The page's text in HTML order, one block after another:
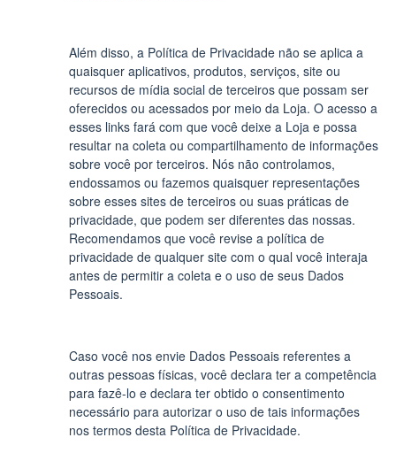
Além disso, a Política de Privacidade não se aplica a
quaisquer aplicativos, produtos, serviços, site ou
recursos de mídia social de terceiros que possam ser
oferecidos ou acessados por meio da Loja. O acesso a
esses links fará com que você deixe a Loja e possa
resultar na coleta ou compartilhamento de informações
sobre você por terceiros. Nós não controlamos,
endossamos ou fazemos quaisquer representações
sobre esses sites de terceiros ou suas práticas de
privacidade, que podem ser diferentes das nossas.
Recomendamos que você revise a política de
privacidade de qualquer site com o qual você interaja
antes de permitir a coleta e o uso de seus Dados
Pessoais.
Caso você nos envie Dados Pessoais referentes a
outras pessoas físicas, você declara ter a competência
para fazê-lo e declara ter obtido o consentimento
necessário para autorizar o uso de tais informações
nos termos desta Política de Privacidade.